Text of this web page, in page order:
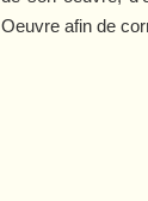
Oeuvre afin de